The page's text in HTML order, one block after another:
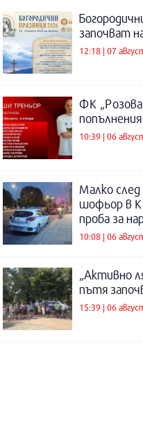
започват
12:18 | 07
ФК
10:39 | 06
Малко
шофьор в
проба за
10:08 | 06
„Активно
пътя
15:39 | 06